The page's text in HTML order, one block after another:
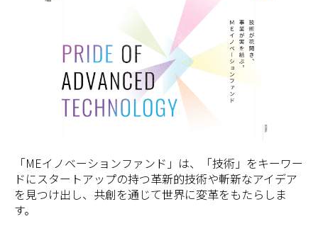
「MEイノベーションファンド」は、「技術」をキーワー
ドにスタートアップの持つ革新的技術や斬新なアイデア
を見つけ出し、共創を通じて世界に変革をもたらしま
す。